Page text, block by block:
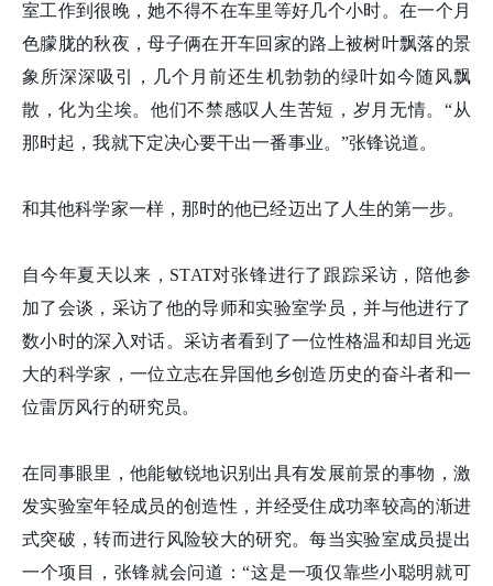
室工作到很晚，她不得不在车里等好几个小时。在一个月
色朦胧的秋夜，母子俩在开车回家的路上被树叶飘落的景
象所深深吸引，几个月前还生机勃勃的绿叶如今随风飘
散，化为尘埃。他们不禁感叹人生苦短，岁月无情。“从
那时起，我就下定决心要干出一番事业。”张锋说道。
和其他科学家一样，那时的他已经迈出了人生的第一步。
自今年夏天以来，STAT对张锋进行了跟踪采访，陪他参
加了会谈，采访了他的导师和实验室学员，并与他进行了
数小时的深入对话。采访者看到了一位性格温和却目光远
大的科学家，一位立志在异国他乡创造历史的奋斗者和一
位雷厉风行的研究员。
在同事眼里，他能敏锐地识别出具有发展前景的事物，激
发实验室年轻成员的创造性，并经受住成功率较高的渐进
式突破，转而进行风险较大的研究。每当实验室成员提出
一个项目，张锋就会问道：“这是一项仅靠些小聪明就可